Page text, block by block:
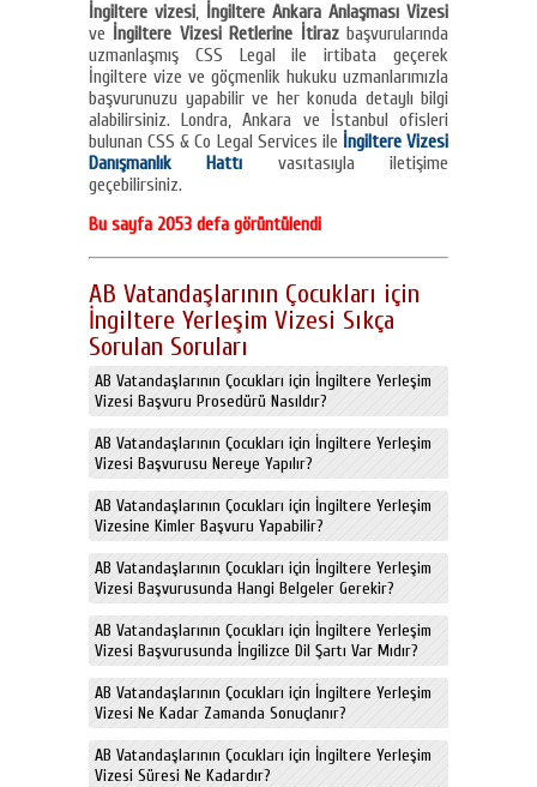
İngiltere vizesi, İngiltere Ankara Anlaşması Vizesi
ve İngiltere Vizesi Retlerine İtirazbaşvurularında
uzmanlaşmış CSS Legal ile irtibata geçerek
İngiltere vize ve göçmenlik hukuku uzmanlarımızla
başvurunuzu yapabilir ve her konuda detaylı bilgi
alabilirsiniz. Londra, Ankara ve İstanbul ofisleri
bulunan CSS & Co Legal Services ile İngiltere Vizesi
Danışmanlık Hattı vasıtasıyla iletişime
geçebilirsiniz.
Bu sayfa 2053 defa görüntülendi
AB Vatandaşlarının Çocukları için
İngiltere Yerleşim Vizesi Sıkça
Sorulan Soruları
AB Vatandaşlarının Çocukları için İngiltere Yerleşim
Vizesi Başvuru Prosedürü Nasıldır?
AB Vatandaşlarının Çocukları için İngiltere Yerleşim
Vizesi Başvurusu Nereye Yapılır?
AB Vatandaşlarının Çocukları için İngiltere Yerleşim
Vizesine Kimler Başvuru Yapabilir?
AB Vatandaşlarının Çocukları için İngiltere Yerleşim
Vizesi Başvurusunda Hangi Belgeler Gerekir?
AB Vatandaşlarının Çocukları için İngiltere Yerleşim
Vizesi Başvurusunda İngilizce Dil Şartı Var Mıdır?
AB Vatandaşlarının Çocukları için İngiltere Yerleşim
Vizesi Ne Kadar Zamanda Sonuçlanır?
AB Vatandaşlarının Çocukları için İngiltere Yerleşim
Vizesi Süresi Ne Kadardır?